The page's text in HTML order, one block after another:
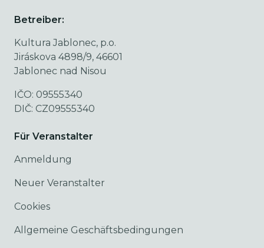
Betreiber:
Kultura Jablonec, p.o.
Jiráskova 4898/9, 46601
Jablonec nad Nisou
IČO: 09555340
DIČ: CZ09555340
Für Veranstalter
Anmeldung
Neuer Veranstalter
Cookies
Allgemeine Geschäftsbedingungen